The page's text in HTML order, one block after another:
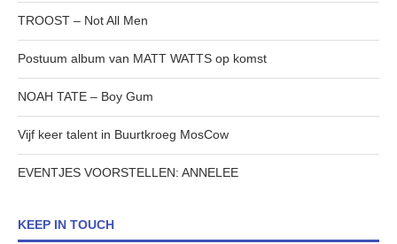
TROOST – Not All Men
Postuum album van MATT WATTS op komst
NOAH TATE – Boy Gum
Vijf keer talent in Buurtkroeg MosCow
EVENTJES VOORSTELLEN: ANNELEE
KEEP IN TOUCH